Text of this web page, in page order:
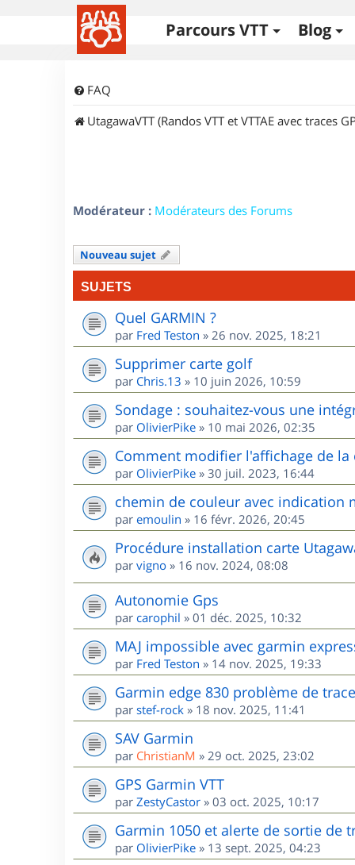
Parcours VTT Blog
FAQ
UtagawaVTT (Randos VTT et VTTAE avec traces
Modérateur : Modérateurs des Forums
Nouveau sujet
SUJETS
Quel GARMIN ?
par Fred Teston » 26 nov. 2025, 18:21
Supprimer carte golf
par Chris.13 » 10 juin 2026, 10:59
Sondage : souhaitez-vous une
par OlivierPike » 10 mai 2026, 02:35
Comment modifier l'affichage de
par OlivierPike » 30 juil. 2023, 16:44
chemin de couleur avec indication
par emoulin » 16 févr. 2026, 20:45
Procédure installation carte
par vigno » 16 nov. 2024, 08:08
Autonomie Gps
par carophil » 01 déc. 2025, 10:32
MAJ impossible avec garmin
par Fred Teston » 14 nov. 2025, 19:33
Garmin edge 830 problème de
par stef-rock » 18 nov. 2025, 11:41
SAV Garmin
par ChristianM » 29 oct. 2025, 23:02
GPS Garmin VTT
par ZestyCastor » 03 oct. 2025, 10:17
Garmin 1050 et alerte de sortie de
par OlivierPike » 13 sept. 2025, 04:23